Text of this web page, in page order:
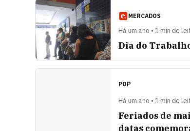
MERCADOS
Há um ano • 1 min de
Dia do
POP
Há um ano • 1 min de
Feriados de
datas